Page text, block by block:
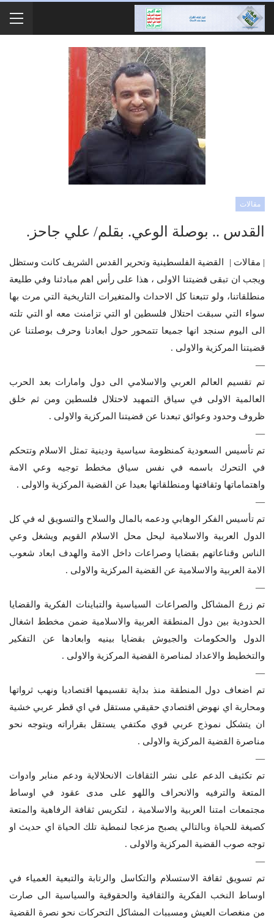
مقالات
القدس .. بوصلة الوعي. بقلم/ علي جاحز.
| مقالات | القضية الفلسطينية وتحرير القدس الشريف كانت وستظل
ويجب ان تبقى قضيتنا الاولى ، هذا على رأس اهم مبادئنا وفي طليعة
منطلقاتنا، ولو تتبعنا كل الاحداث والمتغيرات التاريخية التي مرت بها
سواء التي سبقت احتلال فلسطين او التي تزامنت معه او التي تلته
الى اليوم سنجد انها جميعا تتمحور حول ابعادنا وحرف بوصلتنا عن
قضيتنا المركزية والاولى .
—
تم تقسيم العالم العربي والاسلامي الى دول وامارات بعد الحرب
العالمية الاولى في سياق التمهيد لاحتلال فلسطين ومن ثم خلق
ظروف وحدود وعوائق تبعدنا عن قضيتنا المركزية والاولى .
—
تم تأسيس السعودية كمنظومة سياسية ودينية تمثل الاسلام وتتحكم
في التحرك باسمه في نفس سياق مخطط توجيه وعي الامة
واهتماماتها وثقافتها ومنطلقاتها بعيدا عن القضية المركزية والاولى .
—
تم تأسيس الفكر الوهابي ودعمه بالمال والسلاح والتسويق له في كل
الدول العربية والاسلامية ليحل محل الاسلام القويم ويشغل وعي
الناس وقناعاتهم بقضايا وصراعات داخل الامة والهدف ابعاد شعوب
الامة العربية والاسلامية عن القضية المركزية والاولى .
—
تم زرع المشاكل والصراعات السياسية والتباينات الفكرية والقضايا
الحدودية بين دول المنطقة العربية والاسلامية ضمن مخطط اشغال
الدول والحكومات والجيوش بقضايا بينيه وابعادها عن التفكير
والتخطيط والاعداد لمناصرة القضية المركزية والاولى .
—
تم اضعاف دول المنطقة منذ بداية تقسيمها اقتصاديا ونهب ثرواتها
ومحاربة اي نهوض اقتصادي حقيقي مستقل في اي قطر عربي خشية
ان يتشكل نموذج عربي قوي مكتفي يستقل بقراراته ويتوجه نحو
مناصرة القضية المركزية والاولى .
—
تم تكثيف الدعم على نشر الثقافات الانحلالاية ودعم منابر وادوات
المتعة والترفيه والانحراف واللهو على مدى عقود في اوساط
مجتمعات امتنا العربية والاسلامية ، لتكريس ثقافة الرفاهية والمتعة
كصيغة للحياة وبالتالي يصبح مزعجا لنمطية تلك الحياة اي حديث او
توجه صوب القضية المركزية والاولى .
—
تم تسويق ثقافة الاستسلام والتكاسل والرتابة والتبعية العمياء في
اوساط النخب الفكرية والثقافية والحقوقية والسياسية الى صارت
من منغصات العيش ومسببات المشاكل التحركات نحو نصرة القضية